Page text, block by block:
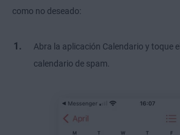
como no deseado:
Abra la aplicación Calendario y toque el
calendario de spam.